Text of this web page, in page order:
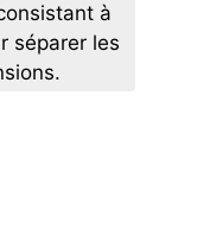
à
séparer les